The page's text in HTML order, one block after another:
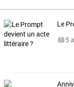
Le
5